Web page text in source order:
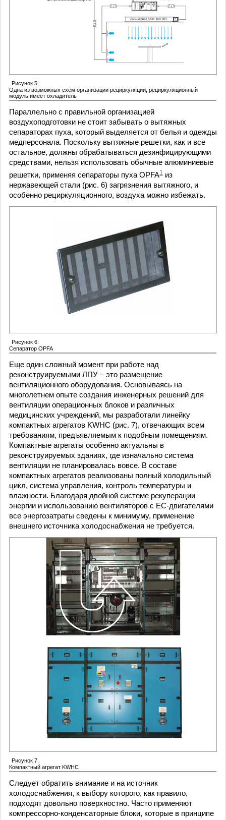
Рисунок 5.
Одна из возможных схем организации рециркуляции, рециркуляционный
модуль имеет охладитель
Параллельно с правильной организацией
воздухоподготовки не стоит забывать о вытяжных
сепараторах пуха, который выделяется от белья и одежды
медперсонала. Поскольку вытяжные решетки, как и все
остальное, должны обрабатываться дезинфицирующими
средствами, нельзя использовать обычные алюминиевые
решетки, применяя сепараторы пуха OPFA1 из
нержавеющей стали (рис. 6) загрязнения вытяжного, и
особенно рециркуляционного, воздуха можно избежать.
Рисунок 6.
Сепаратор OPFA
Еще один сложный момент при работе над
реконструируемыми ЛПУ – это размещение
вентиляционного оборудования. Основываясь на
многолетнем опыте создания инженерных решений для
вентиляции операционных блоков и различных
медицинских учреждений, мы разработали линейку
компактных агрегатов KWHC (рис. 7), отвечающих всем
требованиям, предъявляемым к подобным помещениям.
Компактные агрегаты особенно актуальны в
реконструируемых зданиях, где изначально система
вентиляции не планировалась вовсе. В составе
компактных агрегатов реализованы полный холодильный
цикл, система управления, контроль температуры и
влажности. Благодаря двойной системе рекуперации
энергии и использованию вентиляторов с EC-двигателями
все энергозатраты сведены к минимуму, применение
внешнего источника холодоснабжения не требуется.
Рисунок 7.
Компактный агрегат KWHC
Следует обратить внимание и на источник
холодоснабжения, к выбору которого, как правило,
подходят довольно поверхностно. Часто применяют
компрессорно-конденсаторные блоки, которые в принципе